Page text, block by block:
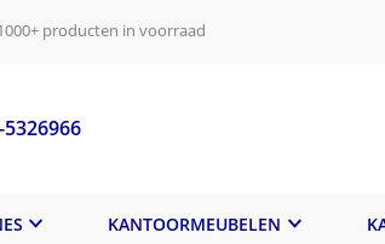
producten in voorraad
KANTOORMEUBELEN